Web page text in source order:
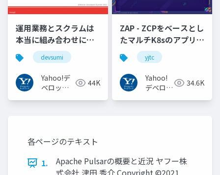
運用業務とスクラムは
本当に組み合わせにく
いのか︖運用業務が大
半を占めるプロダクト
開発での試行錯誤
devsumi
Yahoo!デ
ベロッパ
44K
ZAP - ZCPをベースとし
たマルチK8sのアプリケ
ーション実行基盤
#YJTC / YJTC21 B-3
yjtc
Yahoo!
デベロッ
34.6K
各ページのテキスト
1.
Apache Pulsarの概要と近況 ヤフー株